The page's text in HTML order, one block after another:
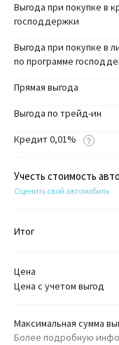
Выгода при покупке в
господдержки
Выгода при покупке в
по программе
Прямая выгода
Выгода по трейд-ин
Кредит 0,01%
Учесть стоимость
Оценить свой автомобиль
Итог
Цена
Цена с учетом выгод
Максимальная сумма
Более подробную